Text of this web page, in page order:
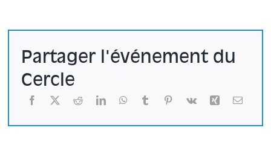
Partager l'événement du
Cercle